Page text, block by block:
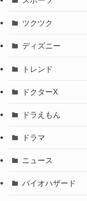
ツクツク
ディズニー
トレンド
ドクターX
ドラえもん
ドラマ
ニュース
バイオハザード